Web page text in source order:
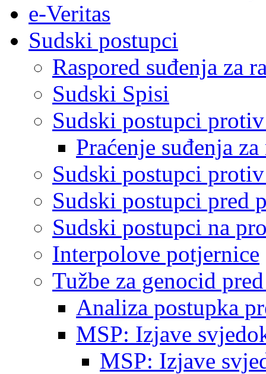
e-Veritas
Sudski postupci
Raspored suđenja za
Sudski Spisi
Sudski postupci
Praćenje suđenja
Sudski postupci
Sudski postupci pred
Sudski postupci na
Interpolove potjernice
Tužbe za genocid
Analiza postupka
MSP: Izjave
MSP: Izjave